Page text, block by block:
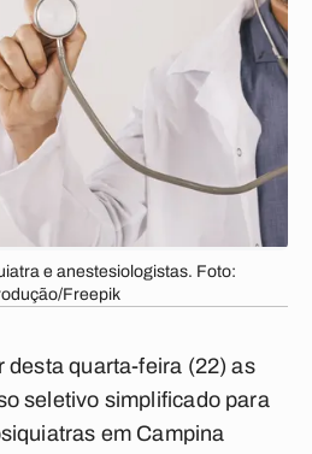
e anestesiologistas. Foto:
Freepik
desta quarta-feira (22) as
seletivo simplificado para
em Campina